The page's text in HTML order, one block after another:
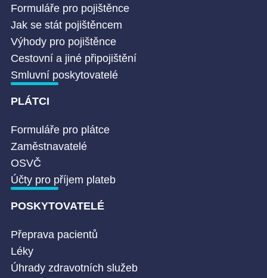
Formuláře pro pojištěnce
Jak se stát pojištěncem
Výhody pro pojištěnce
Cestovní a jiné připojištění
Smluvní poskytovatelé
PLÁTCI
Formuláře pro plátce
Zaměstnavatelé
OSVČ
Účty pro příjem plateb
POSKYTOVATELÉ
Přeprava pacientů
Léky
Úhrady zdravotních služeb